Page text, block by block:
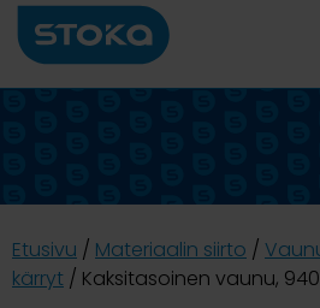
Etusivu / Materiaalin siirto /
kärryt / Kaksitasoinen vaunu,